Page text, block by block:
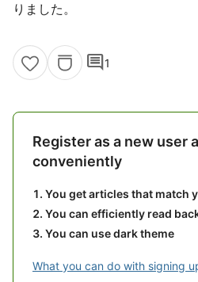
りました。
comment1
Register as a new user
conveniently
You get articles that match
You can efficiently read
You can use dark theme
What you can do with signing